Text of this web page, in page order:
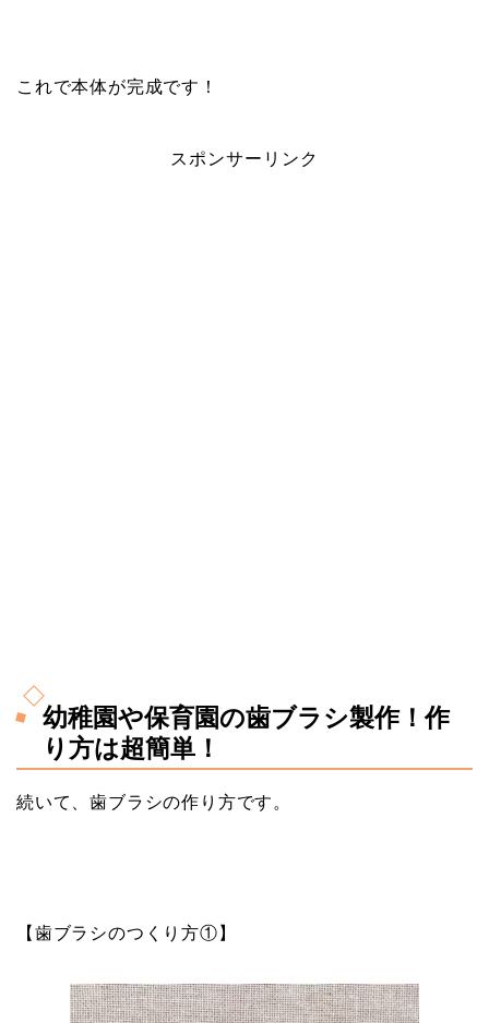
これで本体が完成です！
スポンサーリンク
幼稚園や保育園の歯ブラシ製作！作
り方は超簡単！
続いて、歯ブラシの作り方です。
【歯ブラシのつくり方①】